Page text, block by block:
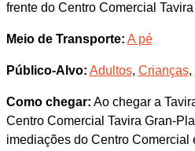
frente do Centro Comercial
Meio de Transporte: A pé
Público-Alvo: Adultos, Crianças,
Como chegar: Ao chegar a
Centro Comercial Tavira Gran-
imediações do Centro Comercial